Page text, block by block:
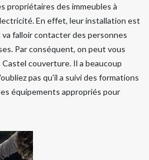
propriétaires des immeubles à
En effet, leur installation est
va falloir contacter des personnes
Par conséquent, on peut vous
couverture. Il a beaucoup
pas qu'il a suivi des formations
équipements appropriés pour